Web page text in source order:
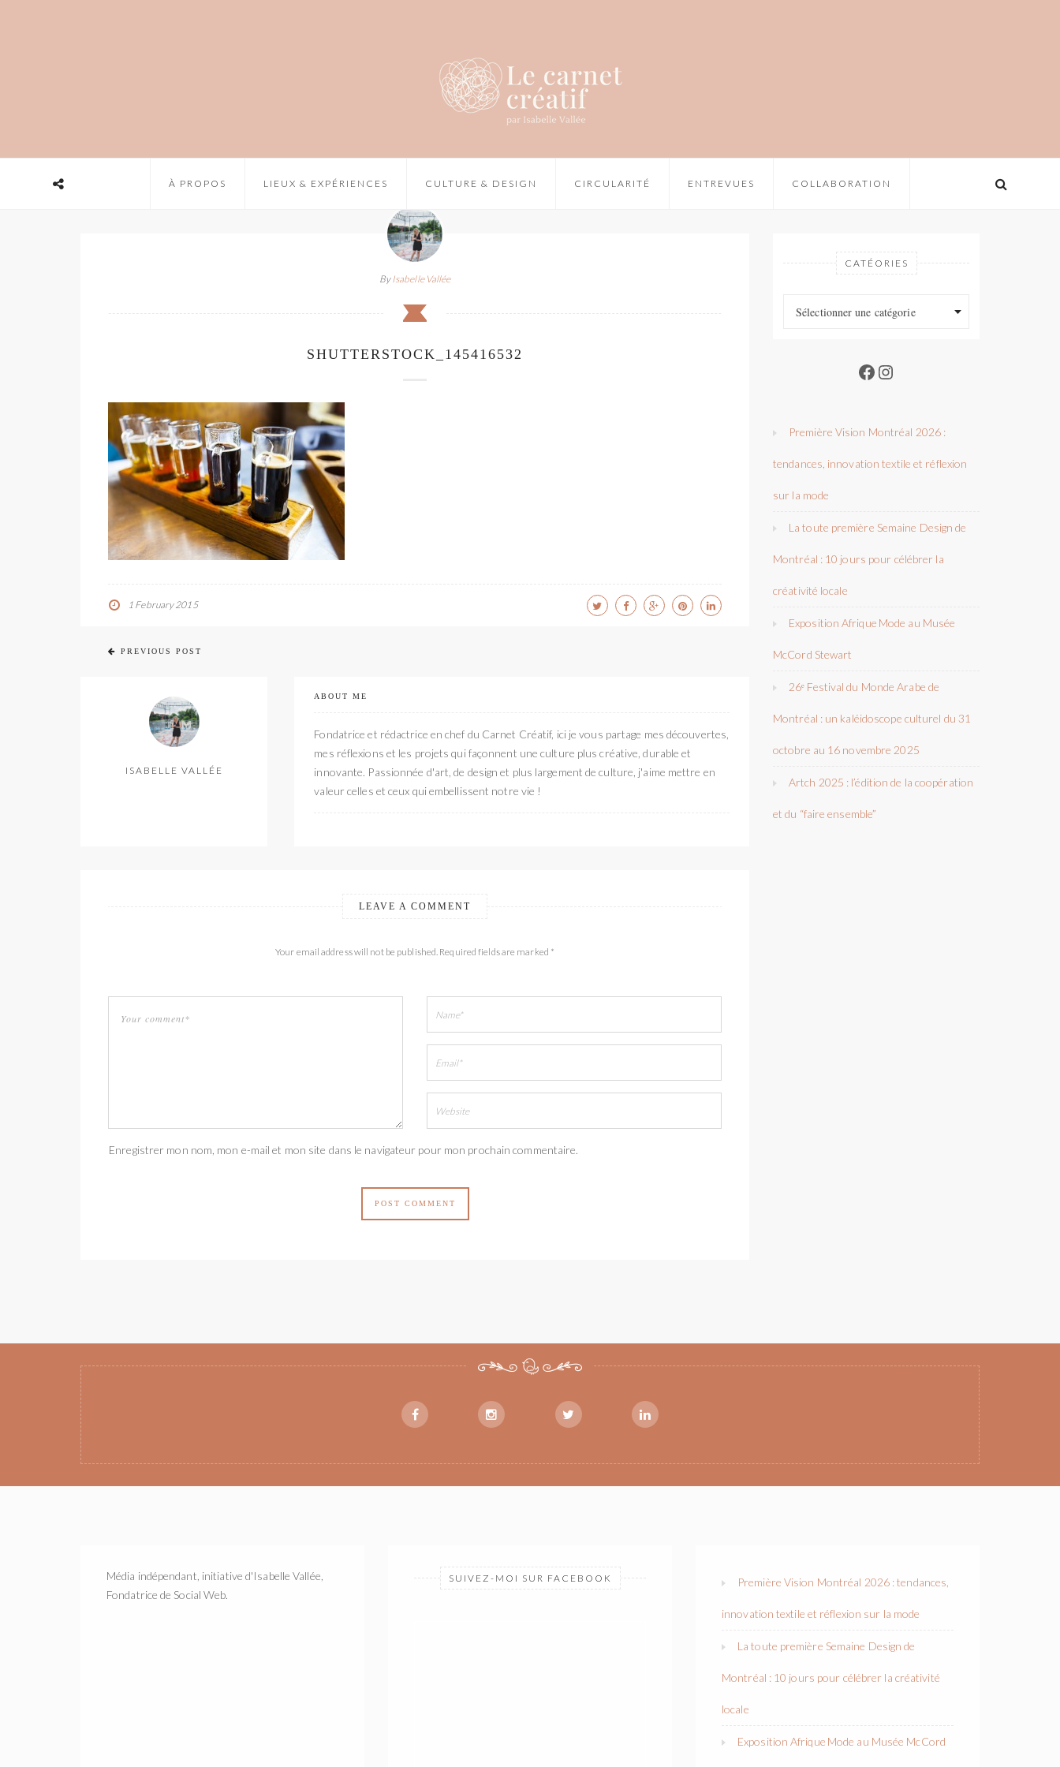
À PROPOS LIEUX & EXPÉRIENCES CULTURE & DESIGN CIRCULARITÉ ENTREVUES COLLABORATION
ByIsabelle Vallée
SHUTTERSTOCK_145416532
1 February 2015
PREVIOUS POST
ISABELLE VALLÉE
ABOUT ME
Fondatrice et rédactrice en chef du Carnet Créatif, ici je vous partage mes découvertes,
mes réflexions et les projets qui façonnent une culture plus créative, durable et
innovante. Passionnée d'art, de design et plus largement de culture, j'aime mettre en
valeur celles et ceux qui embellissent notre vie !
LEAVE A COMMENT
Your email address will not be published. Required fields are marked *
Enregistrer mon nom, mon e-mail et mon site dans le navigateur pour mon prochain commentaire.
CATÉORIES
Sélectionner une catégorie
Facebook
Instagram
Première Vision Montréal 2026 :
tendances, innovation textile et réflexion
sur la mode
La toute première Semaine Design de
Montréal : 10 jours pour célébrer la
créativité locale
Exposition Afrique Mode au Musée
McCord Stewart
26ᵉ Festival du Monde Arabe de
Montréal : un kaléidoscope culturel du 31
octobre au 16 novembre 2025
Artch 2025 : l’édition de la coopération
et du “faire ensemble”
Média indépendant, initiative d'Isabelle Vallée,
Fondatrice de Social Web.
SUIVEZ-MOI SUR FACEBOOK Première Vision Montréal 2026 : tendances,
innovation textile et réflexion sur la mode
La toute première Semaine Design de
Montréal : 10 jours pour célébrer la créativité
locale
Exposition Afrique Mode au Musée McCord